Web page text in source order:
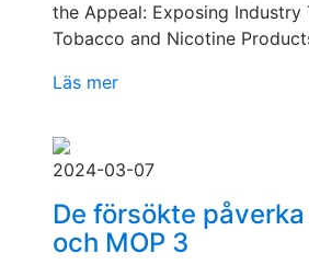
the Appeal: Exposing Industry
Tobacco and Nicotine
Läs mer
2024-03-07
De försökte påverka
och MOP 3